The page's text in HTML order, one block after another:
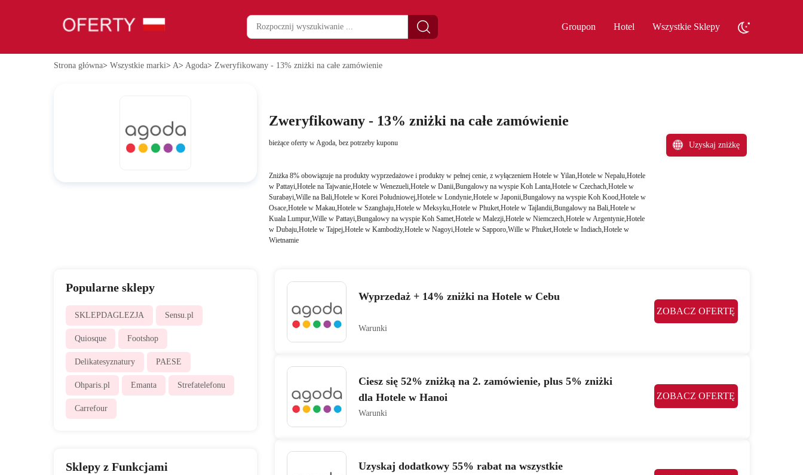
Groupon Hotel Wszystkie Sklepy
Strona główna> Wszystkie marki> A> Agoda> Zweryfikowany - 13% zniżki na całe zamówienie
Zweryfikowany - 13% zniżki na całe zamówienie
bieżące oferty w Agoda, bez potrzeby kuponu
Zniżka 8% obowiązuje na produkty wyprzedażowe i produkty w pełnej cenie, z wyłączeniem Hotele w Yilan,Hotele w Nepalu,Hotele
w Pattayi,Hotele na Tajwanie,Hotele w Wenezueli,Hotele w Danii,Bungalowy na wyspie Koh Lanta,Hotele w Czechach,Hotele w
Surabayi,Wille na Bali,Hotele w Korei Południowej,Hotele w Londynie,Hotele w Japonii,Bungalowy na wyspie Koh Kood,Hotele w
Osace,Hotele w Makau,Hotele w Szanghaju,Hotele w Meksyku,Hotele w Phuket,Hotele w Tajlandii,Bungalowy na Bali,Hotele w
Kuala Lumpur,Wille w Pattayi,Bungalowy na wyspie Koh Samet,Hotele w Malezji,Hotele w Niemczech,Hotele w Argentynie,Hotele
w Dubaju,Hotele w Tajpej,Hotele w Kambodży,Hotele w Nagoyi,Hotele w Sapporo,Wille w Phuket,Hotele w Indiach,Hotele w
Wietnamie
Uzyskaj zniżkę
Popularne sklepy
SKLEPDAGLEZJA Sensu.pl
Quiosque Footshop
Delikatesyznatury PAESE
Ohparis.pl Emanta Strefatelefonu
Carrefour
Sklepy z Funkcjami
Wyprzedaż + 14% zniżki na Hotele w Cebu
ZOBACZ OFERTĘ
Warunki
Ciesz się 52% zniżką na 2. zamówienie, plus 5% zniżki
dla Hotele w Hanoi
ZOBACZ OFERTĘ
Warunki
Uzyskaj dodatkowy 55% rabat na wszystkie